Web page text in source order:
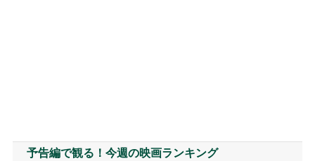
予告編で観る！今週の映画ランキング